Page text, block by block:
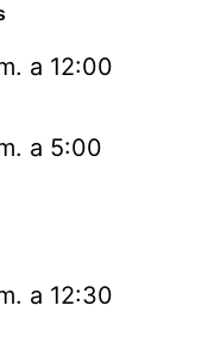
a 12:00
a 5:00
a 12:30